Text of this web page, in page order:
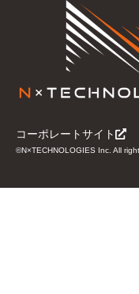
コーポレートサイト
©N×TECHNOLOGIES Inc. All